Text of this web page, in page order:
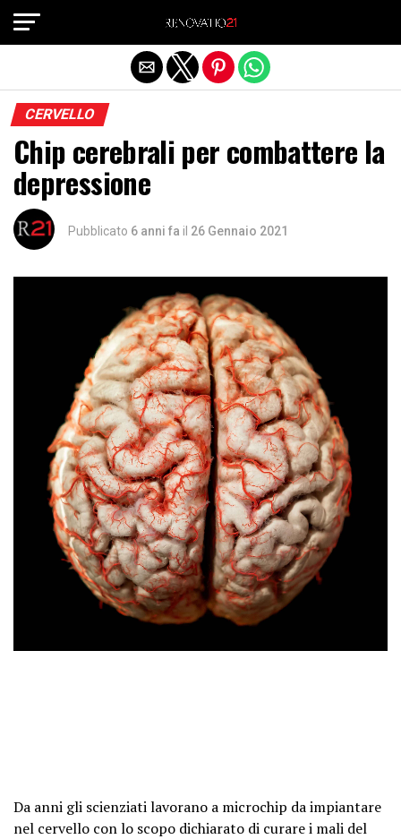
CERVELLO
Chip cerebrali per combattere la
depressione
Pubblicato 6 anni fa il 26 Gennaio 2021
Da anni gli scienziati lavorano a microchip da impiantare
nel cervello con lo scopo dichiarato di curare i mali del
Exit mobile version